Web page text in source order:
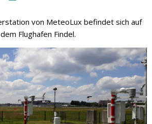
von MeteoLux befindet sich auf
dem Flughafen Findel.